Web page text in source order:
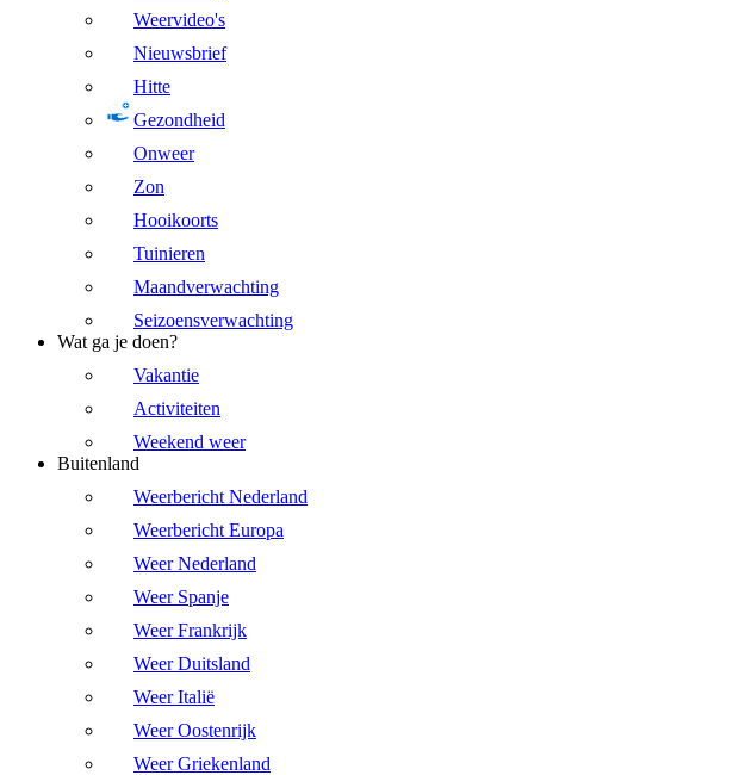
Weervideo's
Nieuwsbrief
Hitte
Gezondheid
Onweer
Zon
Hooikoorts
Tuinieren
Maandverwachting
Seizoensverwachting
Wat ga je doen?
Vakantie
Activiteiten
Weekend weer
Buitenland
Weerbericht Nederland
Weerbericht Europa
Weer Nederland
Weer Spanje
Weer Frankrijk
Weer Duitsland
Weer Italië
Weer Oostenrijk
Weer Griekenland